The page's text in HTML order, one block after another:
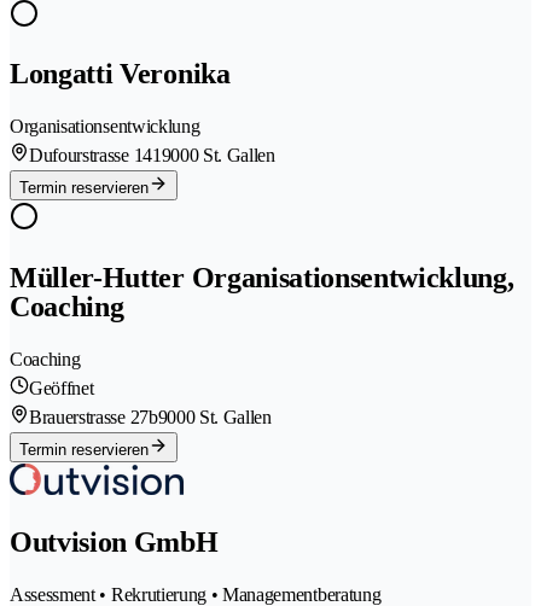
Longatti Veronika
Organisationsentwicklung
Dufourstrasse 1419000 St. Gallen
Termin reservieren
Müller-Hutter Organisationsentwicklung,
Coaching
Coaching
Geöffnet
Brauerstrasse 27b9000 St. Gallen
Termin reservieren
Outvision GmbH
Assessment • Rekrutierung • Managementberatung